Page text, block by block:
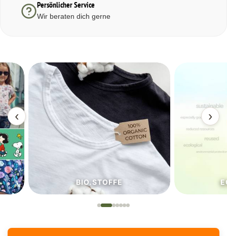
Persönlicher Service
Wir beraten dich gerne
‹
BIO.STOFFE
›